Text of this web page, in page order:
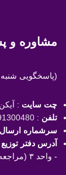
مشاوره و
(پاسخگویی شنبه تا
چت سایت :
تلفن :
سرشماره ارسال
آدرس دفتر توزیع
- واحد ۳ (مراجعه برای دریافت سفارش فقط با هماهنگی قبلی)